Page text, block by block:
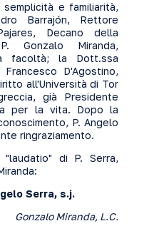
e familiarità,
Barrajón, Rettore
Decano della
Gonzalo Miranda,
facoltà; la Dott.ssa
D'Agostino,
all'Università di Tor
già Presidente
per la vita. Dopo la
P. Angelo
ringraziamento.
di P. Serra,
Serra, s.j.
Gonzalo Miranda, L.C.